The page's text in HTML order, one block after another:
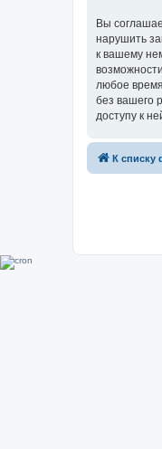
Вы
нарушить
к вашему
любое
без вашего
доступу к
К списку